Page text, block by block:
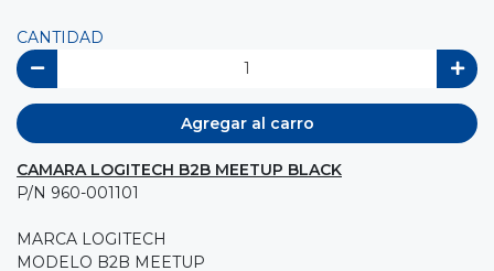
CANTIDAD
Agregar al carro
CAMARA LOGITECH B2B MEETUP BLACK
P/N 960-001101
MARCA LOGITECH
MODELO B2B MEETUP